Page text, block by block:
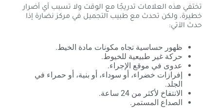
تختفي هذه العلامات تدريجًا مع الوقت ولا تسبب أي أضرار
خطيرة، ولكن تحدث مع طبيب التجميل في مركز نضارة إذا
حدث الآتي:
ظهور حساسية تجاه مكونات مادة الخيط.
حركة غير طبيعية للخيوط.
عدوى في موقع الإجراء.
إفرازات خضراء، أو سوداء، أو بنية، أو حمراء في
الجلد.
الانتفاخ لأكثر من 24 ساعة.
الصداع المستمر.